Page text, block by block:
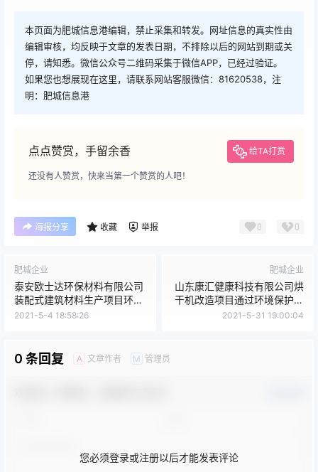
本页面为肥城信息港编辑，禁止采集和转发。网址信息的真实性由
编辑审核，均反映于文章的发表日期，不排除以后的网站到期或关
停，请知悉。微信公众号二维码采集于微信APP，已经过验证。
如果您也想展现在这里，请联系网站客服微信：81620538，注
明：肥城信息港
点点赞赏，手留余香 给TA打赏
还没有人赞赏，快来当第一个赞赏的人吧！
海报分享 收藏 举报 0 0
肥城企业
泰安欧士达环保材料有限公司
装配式建筑材料生产项目环境
保护设施竣工公示
2021-5-4 18:58:26
肥城企业
山东康汇健康科技有限公司烘
干机改造项目通过环境保护验
收工作的公示
2021-5-31 19:00:04
0 条回复 A 文章作者 M 管理员
您必须登录或注册以后才能发表评论